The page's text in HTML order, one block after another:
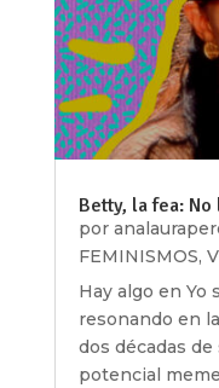
Betty, la fea:
por
FEMINISMOS,
Hay algo en Yo
resonando en
dos décadas
potencial